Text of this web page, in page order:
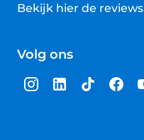
Bekijk hier de reviews
van
sterren
Volg ons